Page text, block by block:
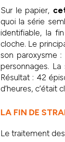
Sur le papier,
quoi la série
identifiable, la
cloche. Le
son paroxysme
personnages. La
Résultat : 42
d’heures, c’était
LA FIN DE
Le traitement